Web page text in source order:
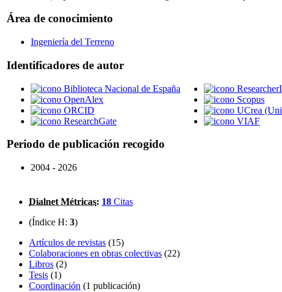
Área de conocimiento
Ingeniería del Terreno
Identificadores de autor
Biblioteca Nacional de España
OpenAlex
ORCID
ResearchGate
Scopus
UCrea
VIAF
Periodo de publicación recogido
2004 - 2026
Dialnet Métricas: 18 Citas
(Índice H: 3)
Artículos de revistas (15)
Colaboraciones en obras colectivas (22)
Libros (2)
Tesis (1)
Coordinación (1 publicación)